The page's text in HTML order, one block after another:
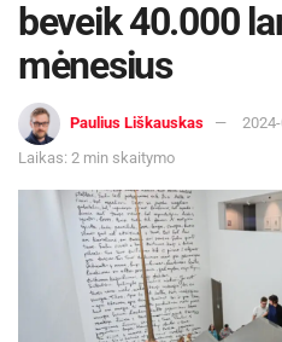
beveik 40.000
mėnesius
Paulius Liškauskas
Laikas: 2 min skaitymo